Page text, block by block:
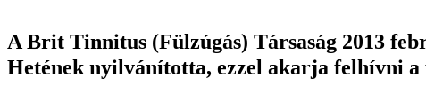
A Brit Tinnitus (Fülzúgás) Társaság 2013
Hetének nyilvánította, ezzel akarja felhívni a